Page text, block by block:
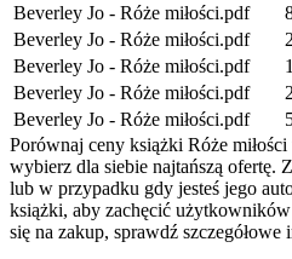
Beverley Jo - Róże miłości.pdf
Beverley Jo - Róże miłości.pdf
Beverley Jo - Róże miłości.pdf
Beverley Jo - Róże miłości.pdf
Beverley Jo - Róże miłości.pdf
Porównaj ceny książki Róże
wybierz dla siebie najtańszą ofertę.
lub w przypadku gdy jesteś jego
książki, aby zachęcić
się na zakup, sprawdź